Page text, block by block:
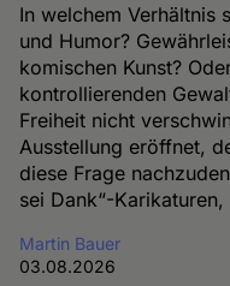
In welchem Verhältnis
und Humor?
komischen Kunst?
kontrollierenden
Freiheit nicht
Ausstellung eröffnet,
diese Frage
sei Dank“-
Martin Bauer
03.08.2026